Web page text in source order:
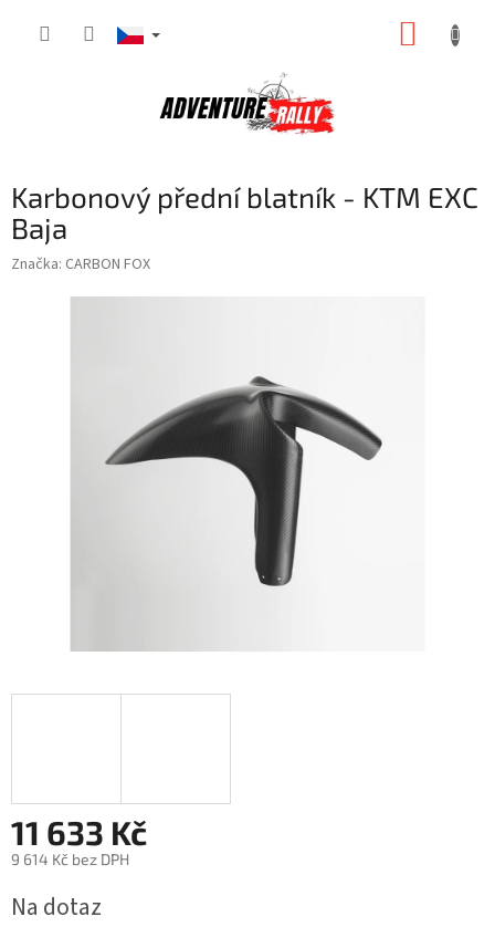
Karbonový přední blatník - KTM EXC
Baja
Značka: CARBON FOX
11 633 Kč
9 614 Kč bez DPH
cena:
Na dotaz